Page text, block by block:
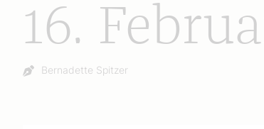
16.
Autor:
Bernadette Spitzer